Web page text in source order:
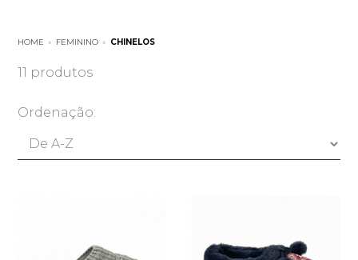
HOME » FEMININO » CHINELOS
11 produtos
Ordenação: